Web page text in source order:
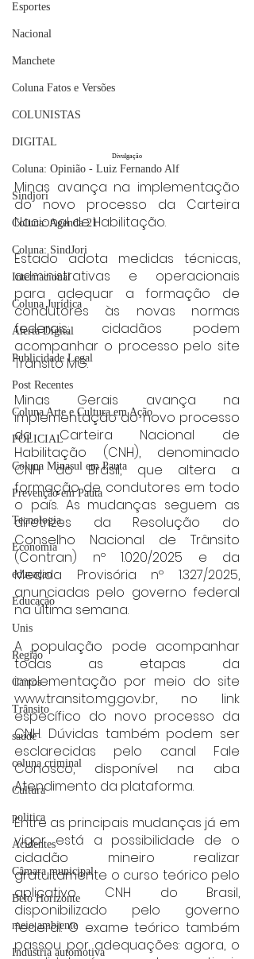
Esportes
Nacional
Manchete
Coluna Fatos e Versões
COLUNISTAS
DIGITAL
Coluna: Opinião - Luiz Fernando Alf
Sindjori
Coluna: Agenda 21
Coluna: SindJori
Internacional
Coluna Jurídica
Alerta Digital
Publicidade Legal
Post Recentes
Coluna Arte e Cultura em Ação
POLICIAL
Coluna Minasul em Pauta
Prevenção em Pauta
Tecnologia
Economia
educaçao
Educação
Unis
Região
Carros
Trânsito
saúde
coluna criminal
Cultura
politica
Acidentes
Câmara municipal
Belo Horizonte
meio ambiente
Industria automotiva
Divulgação
Minas avança na implementação
do novo processo da Carteira
Nacional de Habilitação.
Estado adota medidas técnicas,
administrativas e operacionais
para adequar a formação de
condutores às novas normas
federais; cidadãos podem
acompanhar o processo pelo site
Trânsito MG.
Minas Gerais avança na
implementação do novo processo
da Carteira Nacional de
Habilitação (CNH), denominado
CNH do Brasil, que altera a
formação de condutores em todo
o país. As mudanças seguem as
diretrizes da Resolução do
Conselho Nacional de Trânsito
(Contran) nº 1.020/2025 e da
Medida Provisória nº 1.327/2025,
anunciadas pelo governo federal
na última semana.
A população pode acompanhar
todas as etapas da
implementação por meio do site
www.transito.mg.gov.br, no link
específico do novo processo da
CNH. Dúvidas também podem ser
esclarecidas pelo canal Fale
Conosco, disponível na aba
Atendimento da plataforma.
Entre as principais mudanças já em
vigor está a possibilidade de o
cidadão mineiro realizar
gratuitamente o curso teórico pelo
aplicativo CNH do Brasil,
disponibilizado pelo governo
federal. O exame teórico também
passou por adequações: agora, o